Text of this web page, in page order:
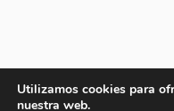
Utilizamos cookies para
nuestra web.